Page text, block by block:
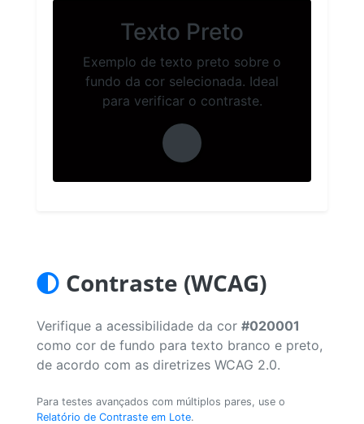
Texto Preto
Exemplo de texto preto sobre o
fundo da cor selecionada. Ideal
para verificar o contraste.
Contraste (WCAG)
Verifique a acessibilidade da cor #020001
como cor de fundo para texto branco e preto,
de acordo com as diretrizes WCAG 2.0.
Para testes avançados com múltiplos pares, use o
Relatório de Contraste em Lote.